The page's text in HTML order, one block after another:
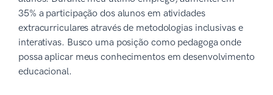
35% a participação dos alunos em atividades
extracurriculares através de metodologias inclusivas e
interativas. Busco uma posição como pedagoga onde
possa aplicar meus conhecimentos em desenvolvimento
educacional.